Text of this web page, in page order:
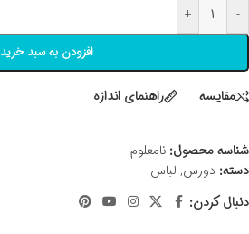
-
+
افزودن به سبد خرید
مقايسه راهنمای اندازه
شناسه محصول: نامعلوم
دسته: دورس, لباس
دنبال کردن: